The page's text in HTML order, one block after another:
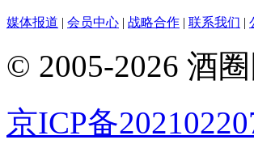
媒体报道 | 会员中心 | 战略合作 | 联系我们 |
© 2005-2026 酒
京ICP备